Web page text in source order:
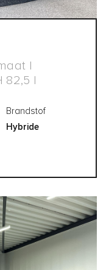
|
82,5 |
Brandstof
Hybride